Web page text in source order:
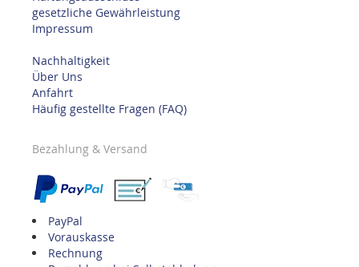
gesetzliche Gewährleistung
Impressum
Nachhaltigkeit
Über Uns
Anfahrt
Häufig gestellte Fragen (FAQ)
Bezahlung & Versand
PayPal
Vorauskasse
Rechnung